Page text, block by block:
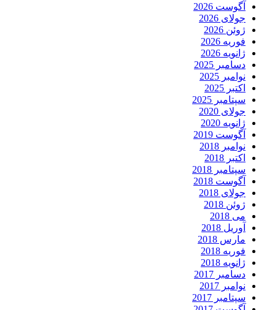
آگوست 2026
جولای 2026
ژوئن 2026
فوریه 2026
ژانویه 2026
دسامبر 2025
نوامبر 2025
اکتبر 2025
سپتامبر 2025
جولای 2020
ژانویه 2020
آگوست 2019
نوامبر 2018
اکتبر 2018
سپتامبر 2018
آگوست 2018
جولای 2018
ژوئن 2018
می 2018
آوریل 2018
مارس 2018
فوریه 2018
ژانویه 2018
دسامبر 2017
نوامبر 2017
سپتامبر 2017